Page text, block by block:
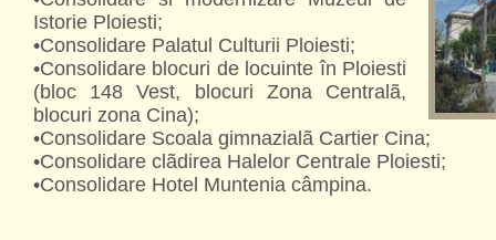
Istorie Ploiesti;
•Consolidare Palatul Culturii Ploiesti;
•Consolidare blocuri de locuinte în Ploiesti
(bloc 148 Vest, blocuri Zona Centralã,
blocuri zona Cina);
•Consolidare Scoala gimnazialã Cartier Cina;
•Consolidare clãdirea Halelor Centrale Ploiesti;
•Consolidare Hotel Muntenia câmpina.